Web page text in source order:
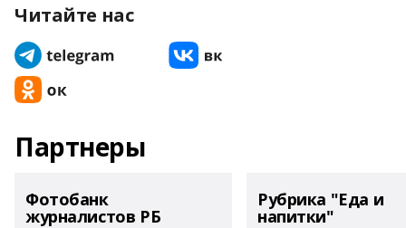
Читайте нас
Партнеры
Фотобанк
журналистов РБ
Рубрика "Еда и
напитки"